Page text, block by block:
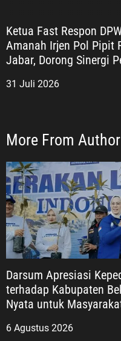
Ketua Fast Respon
Amanah Irjen Pol Pipit
Jabar, Dorong Sinergi
31 Juli 2026
More From Author
Darsum Apresiasi
terhadap Kabupaten
Nyata untuk
6 Agustus 2026